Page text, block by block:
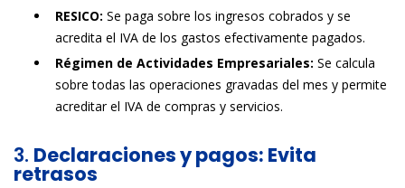
RESICO: Se paga sobre los ingresos cobrados y se
acredita el IVA de los gastos efectivamente pagados.
Régimen de Actividades Empresariales: Se calcula
sobre todas las operaciones gravadas del mes y permite
acreditar el IVA de compras y servicios.
3. Declaraciones y pagos: Evita
retrasos